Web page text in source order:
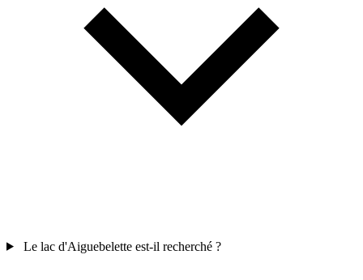
Le lac d'Aiguebelette est-il recherché ?